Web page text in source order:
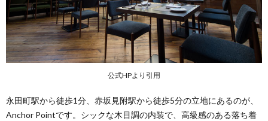
公式HPより引用
永田町駅から徒歩1分、赤坂見附駅から徒歩5分の立地にあるのが、
Anchor Pointです。シックな木目調の内装で、高級感のある落ち着